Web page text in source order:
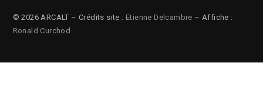
© 2026 ARCALT – Crédits site : Etienne Delcambre – Affiche :
Ronald Curchod